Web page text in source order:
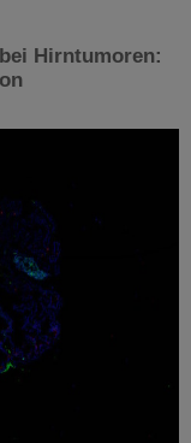
Hirntumoren: